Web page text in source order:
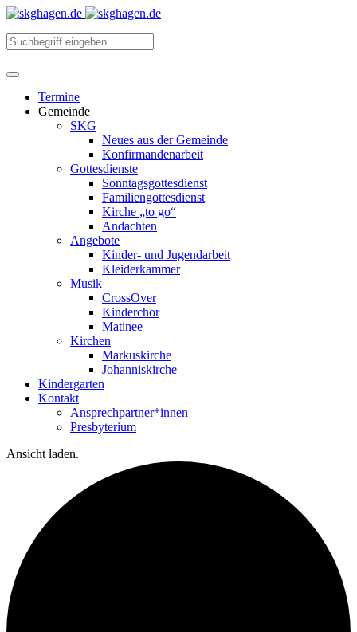
Termine
Gemeinde
SKG
Neues aus der Gemeinde
Konfirmandenarbeit
Gottesdienste
Sonntagsgottesdienst
Familiengottesdienst
Kirche „to go“
Andachten
Angebote
Kinder- und Jugendarbeit
Kleiderkammer
Musik
CrossOver
Kinderchor
Matinee
Kirchen
Markuskirche
Johanniskirche
Kindergarten
Kontakt
Ansprechpartner*innen
Presbyterium
Ansicht laden.